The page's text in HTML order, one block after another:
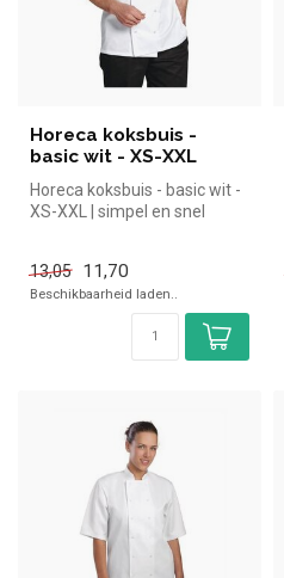
Horeca koksbuis -
basic wit - XS-XXL
Horeca koksbuis - basic wit -
XS-XXL | simpel en snel
13,05
11,70
Beschikbaarheid laden..